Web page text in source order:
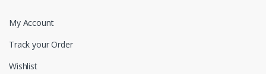
My Account
Track your Order
Wishlist